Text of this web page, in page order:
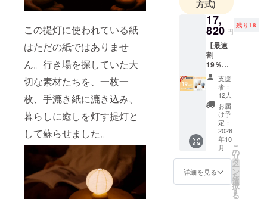
この提灯に使われている紙
はただの紙ではありませ
ん。行き場を探していた大
切な素材たちを、一枚一
枚、手漉き紙に漉き込み、
暮らしに癒しを灯す提灯と
して蘇らせました。
ラシイ挑戦
に取り組ん
でいきたい
と考えてい
ますので、
応援を願い
いたしま
方式)
17,
820 円
残り18
【最速
割
19％OF
F】提灯
１個 ※
本リ
ターン
では、
３種類
の素材
（イヨ
カン／
おりづ
る／デ
ニム）
支援
者：
12人
お届
け予
定：
2026
年10
月
詳細を見る
こ
の
リ
タ
ー
ン
を
選
択
す
る